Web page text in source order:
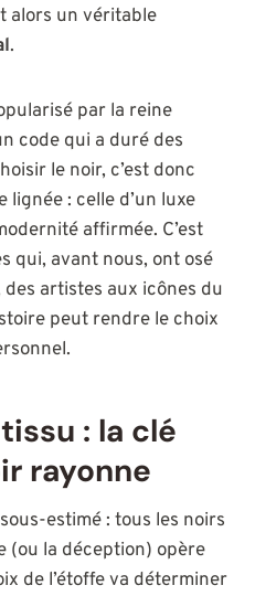
alors un véritable
.
par la reine
code qui a duré des
le noir, c’est donc
lignée : celle d’un luxe
affirmée. C’est
qui, avant nous, ont osé
artistes aux icônes du
peut rendre le choix
: la clé
rayonne
estimé : tous les noirs
(ou la déception) opère
de l’étoffe va déterminer